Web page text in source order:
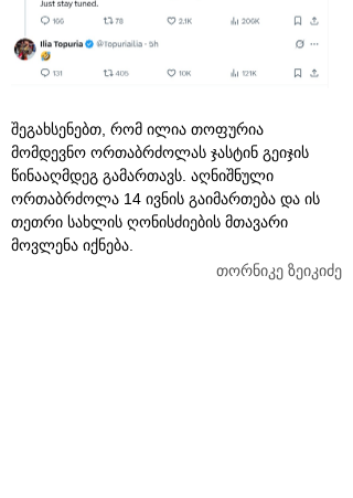
შეგახსენებთ, რომ ილია თოფურია
მომდევნო ორთაბრძოლას ჯასტინ გეიჯის
წინააღმდეგ გამართავს. აღნიშნული
ორთაბრძოლა 14 ივნის გაიმართება და ის
თეთრი სახლის ღონისძიების მთავარი
მოვლენა იქნება.
თორნიკე ზეიკიძე